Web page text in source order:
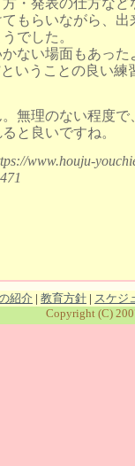
・発表の仕方など
もらいながら、
でした。
ない場面もあった
いうことの良い
無理のない程度
と良いですね。
www.houju-
紹介 | 教育方針 | スケジ
Copyright (C)